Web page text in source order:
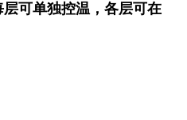
可单独控温，各层可在